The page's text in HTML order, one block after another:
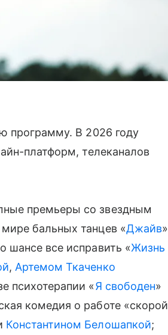
программу. В 2026 году
платформ, телеканалов
премьеры со звездным
бальных танцев «Джайв»
шансе все исправить «Жизнь
, Артемом Ткаченко
психотерапии «Я свободен»
комедия о работе «скорой
Константином Белошапкой;